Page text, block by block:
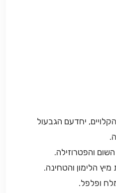
יחדעם הגבעול